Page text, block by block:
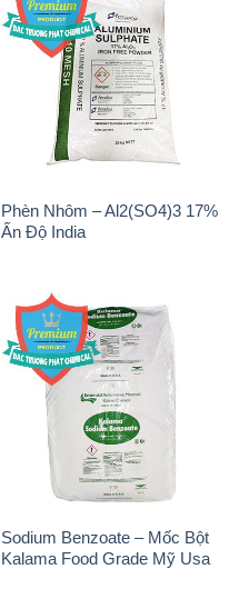
Phèn Nhôm – Al2(SO4)3 17%
Ấn Độ India
Sodium Benzoate – Mốc Bột
Kalama Food Grade Mỹ Usa